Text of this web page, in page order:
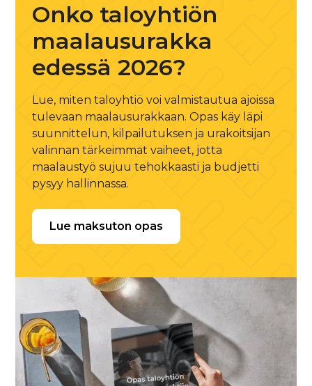
Onko taloyhtiön
maalausurakka
edessä 2026?
Lue, miten taloyhtiö voi valmistautua ajoissa
tulevaan maalausurakkaan. Opas käy läpi
suunnittelun, kilpailutuksen ja urakoitsijan
valinnan tärkeimmät vaiheet, jotta
maalaustyö sujuu tehokkaasti ja budjetti
pysyy hallinnassa.
Lue maksuton opas